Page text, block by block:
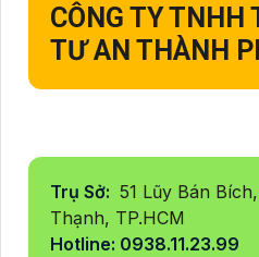
CÔNG TY
TƯ AN THÀNH
Trụ Sở: 51 Lũy Bán
Thạnh, TP.HCM
Hotline: 0938.11.23.99